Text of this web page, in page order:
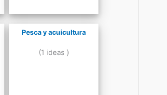
Pesca y acuicultura
(1 ideas )